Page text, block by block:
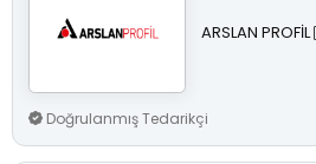
ARSLAN PROFİL
Doğrulanmış Tedarikçi